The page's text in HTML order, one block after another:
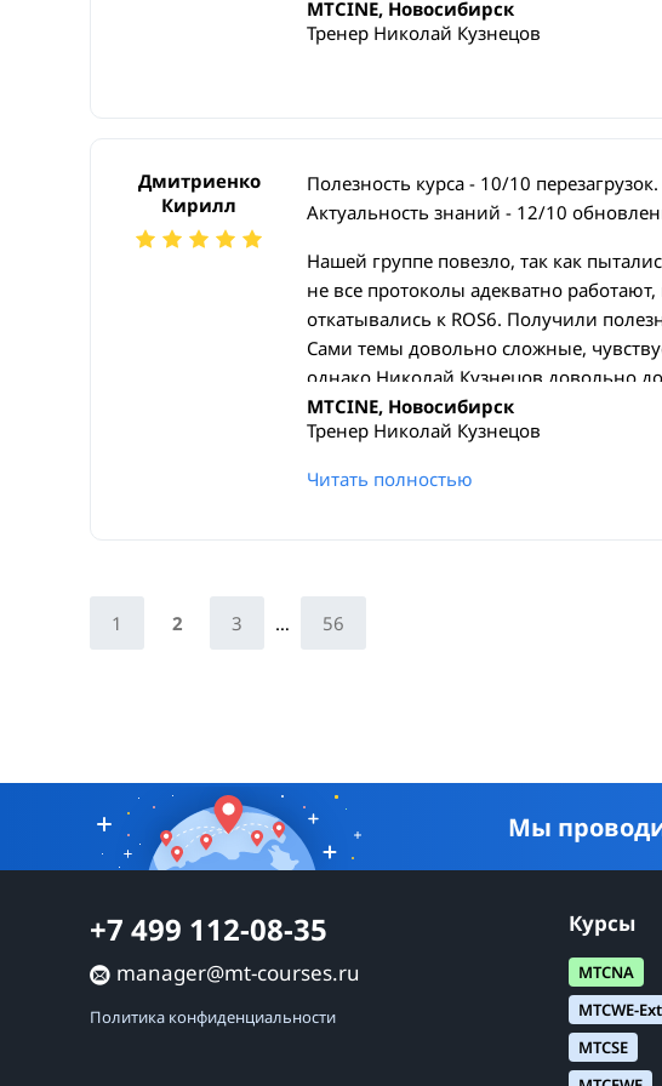
MTCINE, Новосибирск
Тренер Николай Кузнецов
Дмитриенко
Кирилл
Полезность курса - 10/10 перезагрузок.
Актуальность знаний - 12/10
Нашей группе повезло, так как
не все протоколы адекватно
откатывались к ROS6. Получили
Сами темы довольно сложные,
однако Николай Кузнецов довольно
Подходя к этому курсу желательно уже
покрутить BGP/MPLS/VPLS тогда будет
нестандартных вопросов. Даже
MTCINE, Новосибирск
Тренер Николай Кузнецов
Читать полностью
1 2 3 … 56
Мы
+7 499 112-08-35
manager@mt-courses.ru
Политика конфиденциальности
Курсы
MTCNA
MTCWE-Ext
MTCSE